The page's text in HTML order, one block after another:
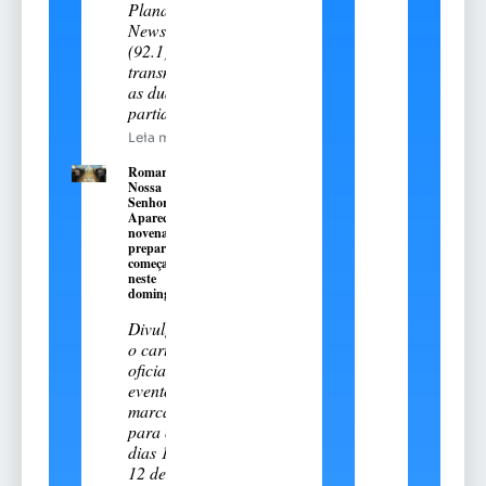
Planalto
News
(92.1)
transmitiu
as duas
partidas
Leia mais
Romaria de
Nossa
Senhora
Aparecida:
novena
preparatória
começa
neste
domingo, 9
Divulgado
o cartal
oficial do
evento
marcado
para os
dias 11 e
12 de